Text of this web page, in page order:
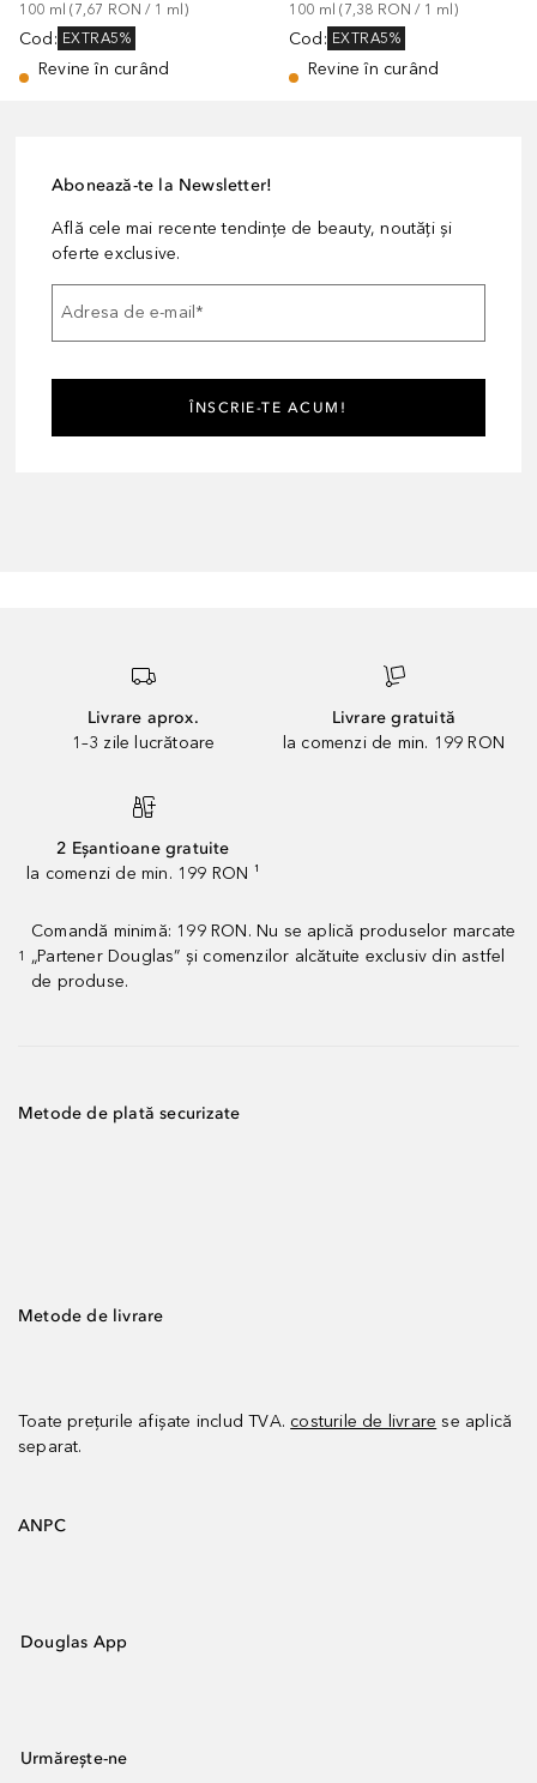
100 ml (7,67 RON / 1 ml)
Cod : EXTRA5%
Revine în curând
100 ml (7,38 RON / 1 ml)
Cod : EXTRA5%
Revine în curând
Abonează-te la Newsletter!
Află cele mai recente tendințe de beauty, noutăți și
oferte exclusive.
Adresa de e-mail *
ÎNSCRIE-TE ACUM!
Livrare aprox.
1–3 zile lucrătoare
Livrare gratuită
la comenzi de min. 199 RON
2 Eșantioane gratuite
la comenzi de min. 199 RON ¹
1
Comandă minimă: 199 RON. Nu se aplică produselor marcate
„Partener Douglas” și comenzilor alcătuite exclusiv din astfel
de produse.
Metode de plată securizate
Metode de livrare
Toate prețurile afișate includ TVA. costurile de livrare se aplică
separat.
ANPC
Douglas App
Urmărește-ne